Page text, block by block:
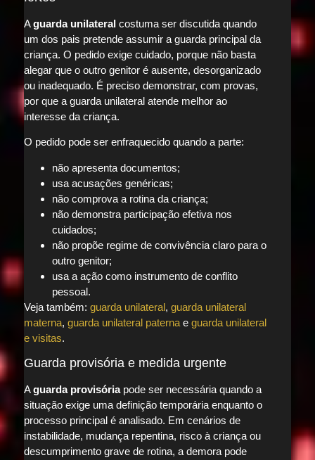
Aguarda unilateralcostuma ser discutida quando
um dos pais pretende assumir a guarda principal da
criança. O pedido exige cuidado, porque não basta
alegar que o outro genitor é ausente, desorganizado
ou inadequado. É preciso demonstrar, com provas,
por que a guarda unilateral atende melhor ao
interesse da criança.
O pedido pode ser enfraquecido quando a parte:
não apresenta documentos;
usa acusações genéricas;
não comprova a rotina da criança;
não demonstra participação efetiva nos
cuidados;
não propõe regime de convivência claro para o
outro genitor;
usa a ação como instrumento de conflito
pessoal.
Veja também: guarda unilateral, guarda unilateral
materna, guarda unilateral paternae guarda unilateral
e visitas.
Guarda provisória e medida urgente
Aguarda provisóriapode ser necessária quando a
situação exige uma definição temporária enquanto o
processo principal é analisado. Em cenários de
instabilidade, mudança repentina, risco à criança ou
descumprimento grave de rotina, a demora pode